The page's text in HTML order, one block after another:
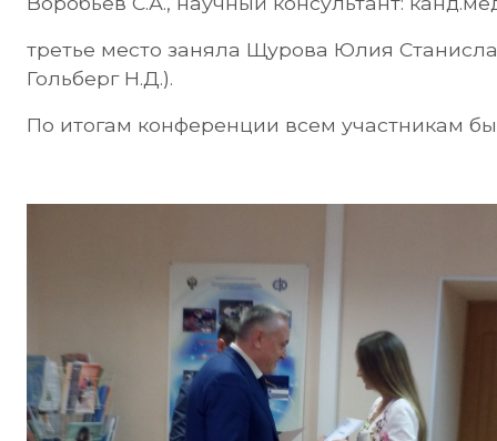
третье место заняла Щурова Юлия
Гольберг Н.Д.).
По итогам конференции всем участникам